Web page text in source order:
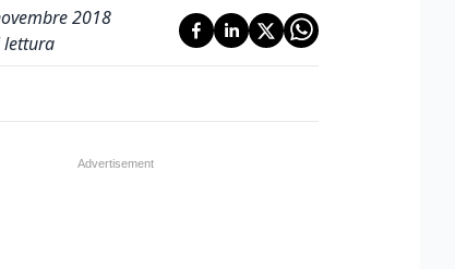
2018
lettura